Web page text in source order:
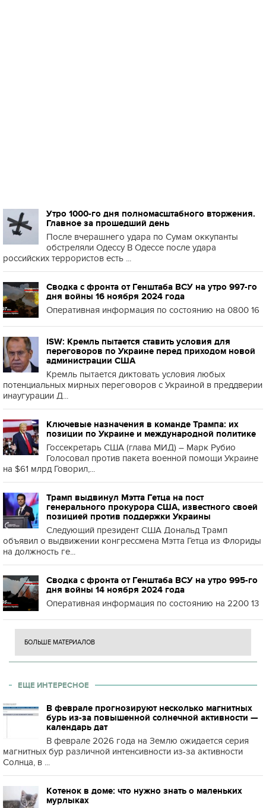
Утро 1000-го дня полномасштабного вторжения.
Главное за прошедший день
После вчерашнего удара по Сумам оккупанты
обстреляли Одессу В Одессе после удара
российских террористов есть ...
Сводка с фронта от Генштаба ВСУ на утро 997-го
дня войны 16 ноября 2024 года
Оперативная информация по состоянию на 0800 16
ISW: Кремль пытается ставить условия для
переговоров по Украине перед приходом новой
администрации США
Кремль пытается диктовать условия любых
потенциальных мирных переговоров с Украиной в преддверии
инаугурации Д...
Ключевые назначения в команде Трампа: их
позиции по Украине и международной политике
Госсекретарь США (глава МИД) – Марк Рубио
Голосовал против пакета военной помощи Украине
на $61 млрд Говорил,...
Трамп выдвинул Мэтта Гетца на пост
генерального прокурора США, известного своей
позицией против поддержки Украины
Следующий президент США Дональд Трамп
объявил о выдвижении конгрессмена Мэтта Гетца из Флориды
на должность ге...
Сводка с фронта от Генштаба ВСУ на утро 995-го
дня войны 14 ноября 2024 года
Оперативная информация по состоянию на 2200 13
БОЛЬШЕ МАТЕРИАЛОВ
ЕЩЕ ИНТЕРЕСНОЕ
В феврале прогнозируют несколько магнитных
бурь из-за повышенной солнечной активности —
календарь дат
В феврале 2026 года на Землю ожидается серия
магнитных бур различной интенсивности из-за активности
Солнца, в ...
Котенок в доме: что нужно знать о маленьких
мурлыках